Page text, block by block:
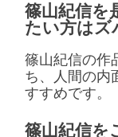
篠山紀信を
たい方はズ
篠山紀信の作
ち、人間の内
すすめです。
篠山紀信を